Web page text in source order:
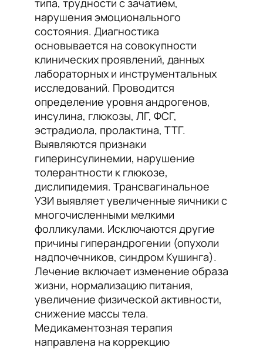
типа, трудности с зачатием,
нарушения эмоционального
состояния. Диагностика
основывается на совокупности
клинических проявлений, данных
лабораторных и инструментальных
исследований. Проводится
определение уровня андрогенов,
инсулина, глюкозы, ЛГ, ФСГ,
эстрадиола, пролактина, ТТГ.
Выявляются признаки
гиперинсулинемии, нарушение
толерантности к глюкозе,
дислипидемия. Трансвагинальное
УЗИ выявляет увеличенные яичники с
многочисленными мелкими
фолликулами. Исключаются другие
причины гиперандрогении (опухоли
надпочечников, синдром Кушинга).
Лечение включает изменение образа
жизни, нормализацию питания,
увеличение физической активности,
снижение массы тела.
Медикаментозная терапия
направлена на коррекцию